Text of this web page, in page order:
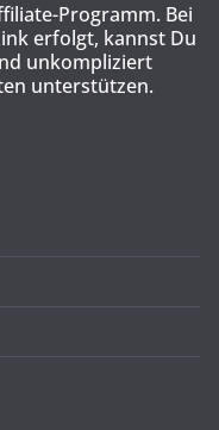
Programm. Bei
erfolgt, kannst Du
unkompliziert
unterstützen.